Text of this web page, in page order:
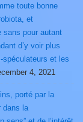
toute bonne
et
sans pour autant
d’y voir plus
et les
4, 2021
porté par la
dans la